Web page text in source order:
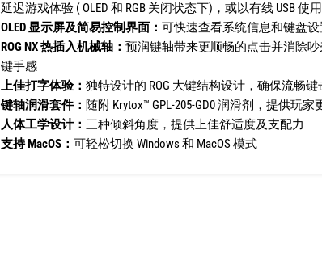
延迟游戏体验 ( OLED 和 RGB 关闭状态下)，或以有线 USB 使用
OLED 显示屏及简易控制界面： 可快速查看系统信息和键盘
ROG NX 热插入机械轴： 预润键轴带来更顺畅的点击并消除
键手感
上佳打字体验： 独特设计的 ROG 大键结构设计，确保流畅
键轴润滑套件： 随附 Krytox™ GPL-205-GD0 润滑剂，提供玩家
人体工学设计： 三种倾斜角度，提供上佳舒适度及支配力
支持 MacOS： 可轻松切换 Windows 和 MacOS 模式